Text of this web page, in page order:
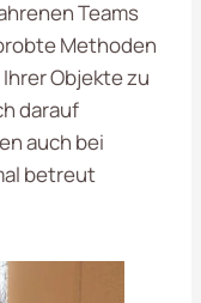
Teams
Methoden
Objekte zu
darauf
auch bei
betreut